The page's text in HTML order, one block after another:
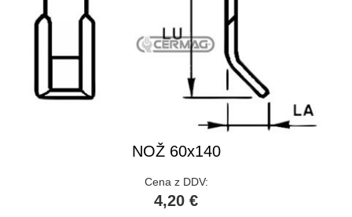
NOŽ 60x140
Cena z DDV:
4,20 €